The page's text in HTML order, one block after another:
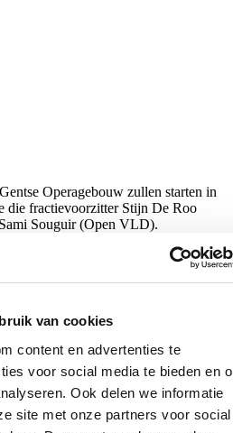
van cookies
content en advertenties te
voor social media te bieden en
Ook delen we informatie
site met onze partners voor social
Operagebouw zullen starten in
die fractievoorzitter Stijn De Roo
Souguir (Open VLD).
. Het volledige persbericht
Durmenpark komt er nog